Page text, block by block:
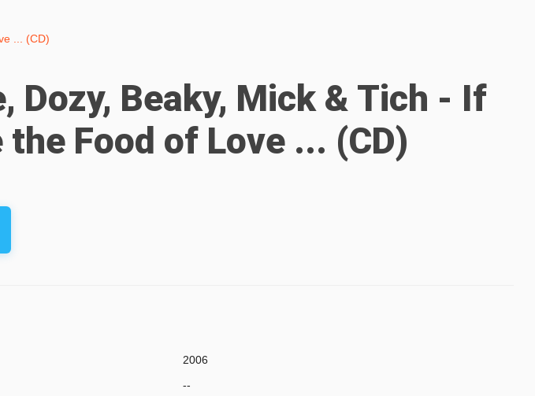
... (CD)
Dozy, Beaky, Mick & Tich - If
the Food of Love ... (CD)
2006
--